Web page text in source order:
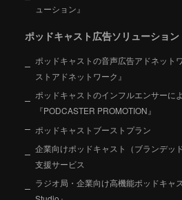
ューション』
ポッドキャスト広告ソリューション
ポッドキャストの音声広告アドネット
ストアドネットワーク』
ポッドキャストのインフルエンサーに
『PODCASTER PROMOTION』
ポッドキャストブーストプラン
企業向けポッドキャスト（ブランデッ
支援サービス
ラジオ局・企業向け高機能ポッドキャ